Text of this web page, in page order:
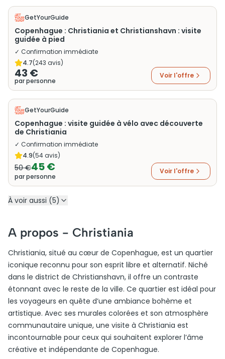
GetYourGuide
Copenhague : Christiania et Christianshavn : visite
guidée à pied
✓ Confirmation immédiate
4.7(243 avis)
43 €
par personne
Voir l'offre
GetYourGuide
Copenhague : visite guidée à vélo avec découverte
de Christiania
✓ Confirmation immédiate
4.9(54avis)
50 €45 €
par personne
Voir l'offre
À voir aussi (5)
A propos - Christiania
Christiania, situé au cœur de Copenhague, est un quartier
iconique reconnu pour son esprit libre et alternatif. Niché
dans le district de Christianshavn, il offre un contraste
étonnant avec le reste de la ville. Ce quartier est idéal pour
les voyageurs en quête d’une ambiance bohème et
artistique. Avec ses murales colorées et son atmosphère
communautaire unique, une visite à Christiania est
incontournable pour ceux qui souhaitent explorer l’âme
créative et indépendante de Copenhague.